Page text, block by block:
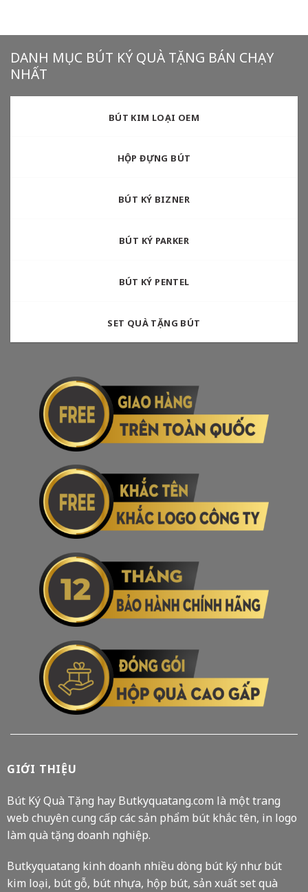
DANH MỤC BÚT KÝ QUÀ TẶNG BÁN CHẠY
NHẤT
BÚT KIM LOẠI OEM
HỘP ĐỰNG BÚT
BÚT KÝ BIZNER
BÚT KÝ PARKER
BÚT KÝ PENTEL
SET QUÀ TẶNG BÚT
GIỚI THIỆU
Bút Ký Quà Tặng hay Butkyquatang.com là một trang
web chuyên cung cấp các sản phẩm bút khắc tên, in logo
làm quà tặng doanh nghiệp.
Butkyquatang kinh doanh nhiều dòng bút ký như bút
kim loại, bút gỗ, bút nhựa, hộp bút, sản xuất set quà